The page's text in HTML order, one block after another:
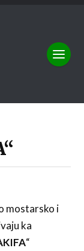
mostarsko i
ka
“